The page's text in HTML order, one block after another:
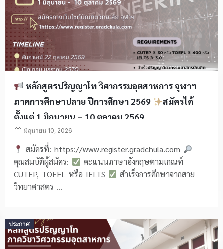
หลักสูตรปริญญาโท วิศวกรรมอุตสาหการ จุฬาฯ
ภาคการศึกษาปลาย ปีการศึกษา 2569
สมัครได้
ตั้งแต่ 1 มิถุนายน – 10 ตุลาคม 2569
มิถุนายน 10, 2026
สมัครที่: https://www.register.gradchula.com
คุณสมบัติผู้สมัคร:
คะแนนภาษาอังกฤษตามเกณฑ์
CUTEP, TOEFL หรือ IELTS
สำเร็จการศึกษาจากสาย
วิทยาศาสตร ...
ประกาศPosted
on